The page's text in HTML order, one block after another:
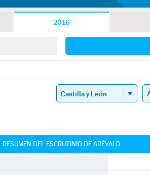
2016
RESUMEN DEL ESCRUTINIO DE ARÉVALO